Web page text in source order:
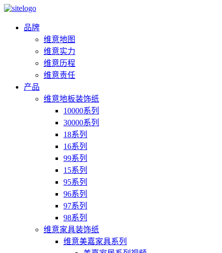
品牌
维意地图
维意实力
维意历程
维意责任
产品
维意地板装饰纸
10000系列
30000系列
18系列
16系列
99系列
15系列
95系列
96系列
97系列
98系列
维意家具装饰纸
维意美嘉家具系列